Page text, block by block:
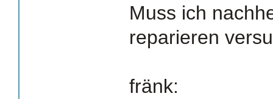
Muss ich
reparieren
fränk: